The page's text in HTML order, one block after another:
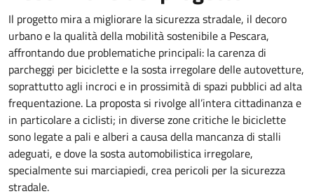
Il progetto mira a migliorare la sicurezza stradale, il decoro
urbano e la qualità della mobilità sostenibile a Pescara,
affrontando due problematiche principali: la carenza di
parcheggi per biciclette e la sosta irregolare delle autovetture,
soprattutto agli incroci e in prossimità di spazi pubblici ad alta
frequentazione. La proposta si rivolge all’intera cittadinanza e
in particolare a ciclisti; in diverse zone critiche le biciclette
sono legate a pali e alberi a causa della mancanza di stalli
adeguati, e dove la sosta automobilistica irregolare,
specialmente sui marciapiedi, crea pericoli per la sicurezza
stradale.